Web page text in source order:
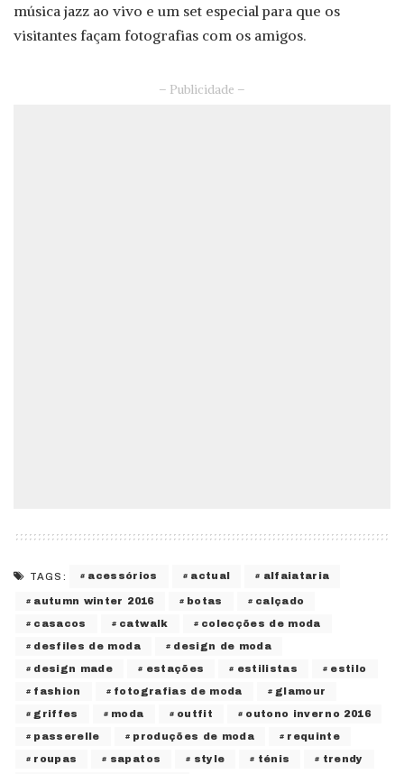
música jazz ao vivo e um set especial para que os
visitantes façam fotografias com os amigos.
– Publicidade –
TAGS: acessórios actual alfaiataria
autumn winter 2016 botas calçado
casacos catwalk colecções de moda
desfiles de moda design de moda
design made estações estilistas estilo
fashion fotografias de moda glamour
griffes moda outfit outono inverno 2016
passerelle produções de moda requinte
roupas sapatos style ténis trendy